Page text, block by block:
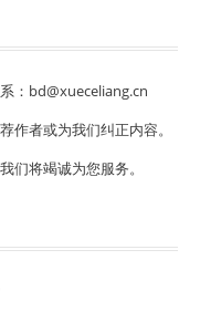
：bd@xueceliang.cn
作者或为我们纠正内容。
们将竭诚为您服务。